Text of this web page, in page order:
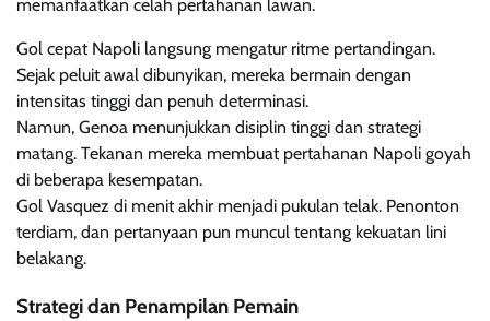
memanfaatkan celah pertahanan lawan.
Gol cepat Napoli langsung mengatur ritme pertandingan.
Sejak peluit awal dibunyikan, mereka bermain dengan
intensitas tinggi dan penuh determinasi.
Namun, Genoa menunjukkan disiplin tinggi dan strategi
matang. Tekanan mereka membuat pertahanan Napoli goyah
di beberapa kesempatan.
Gol Vasquez di menit akhir menjadi pukulan telak. Penonton
terdiam, dan pertanyaan pun muncul tentang kekuatan lini
belakang.
Strategi dan Penampilan Pemain